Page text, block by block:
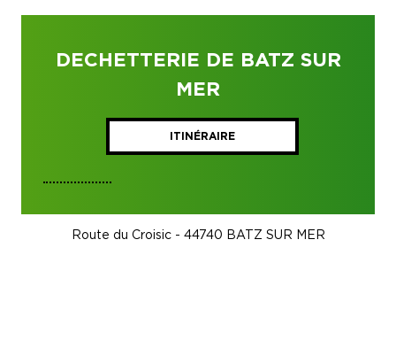
DECHETTERIE DE BATZ SUR
MER
ITINÉRAIRE
Route du Croisic - 44740 BATZ SUR MER